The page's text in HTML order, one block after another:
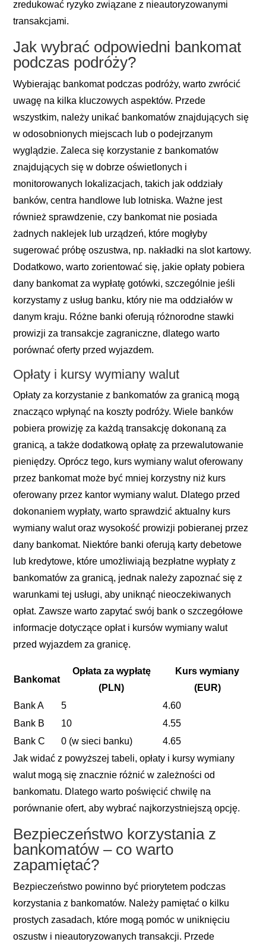
zredukować ryzyko związane z nieautoryzowanymi
transakcjami.
Jak wybrać odpowiedni bankomat
podczas podróży?
Wybierając bankomat podczas podróży, warto zwrócić
uwagę na kilka kluczowych aspektów. Przede
wszystkim, należy unikać bankomatów znajdujących się
w odosobnionych miejscach lub o podejrzanym
wyglądzie. Zaleca się korzystanie z bankomatów
znajdujących się w dobrze oświetlonych i
monitorowanych lokalizacjach, takich jak oddziały
banków, centra handlowe lub lotniska. Ważne jest
również sprawdzenie, czy bankomat nie posiada
żadnych naklejek lub urządzeń, które mogłyby
sugerować próbę oszustwa, np. nakładki na slot kartowy.
Dodatkowo, warto zorientować się, jakie opłaty pobiera
dany bankomat za wypłatę gotówki, szczególnie jeśli
korzystamy z usług banku, który nie ma oddziałów w
danym kraju. Różne banki oferują różnorodne stawki
prowizji za transakcje zagraniczne, dlatego warto
porównać oferty przed wyjazdem.
Opłaty i kursy wymiany walut
Opłaty za korzystanie z bankomatów za granicą mogą
znacząco wpłynąć na koszty podróży. Wiele banków
pobiera prowizję za każdą transakcję dokonaną za
granicą, a także dodatkową opłatę za przewalutowanie
pieniędzy. Oprócz tego, kurs wymiany walut oferowany
przez bankomat może być mniej korzystny niż kurs
oferowany przez kantor wymiany walut. Dlatego przed
dokonaniem wypłaty, warto sprawdzić aktualny kurs
wymiany walut oraz wysokość prowizji pobieranej przez
dany bankomat. Niektóre banki oferują karty debetowe
lub kredytowe, które umożliwiają bezpłatne wypłaty z
bankomatów za granicą, jednak należy zapoznać się z
warunkami tej usługi, aby uniknąć nieoczekiwanych
opłat. Zawsze warto zapytać swój bank o szczegółowe
informacje dotyczące opłat i kursów wymiany walut
przed wyjazdem za granicę.
Bankomat
Opłata za wypłatę
(PLN)
Kurs wymiany
(EUR)
Bank A
5
4.60
Bank B
10
4.55
Bank C
0 (w sieci banku)
4.65
Jak widać z powyższej tabeli, opłaty i kursy wymiany
walut mogą się znacznie różnić w zależności od
bankomatu. Dlatego warto poświęcić chwilę na
porównanie ofert, aby wybrać najkorzystniejszą opcję.
Bezpieczeństwo korzystania z
bankomatów – co warto
zapamiętać?
Bezpieczeństwo powinno być priorytetem podczas
korzystania z bankomatów. Należy pamiętać o kilku
prostych zasadach, które mogą pomóc w uniknięciu
oszustw i nieautoryzowanych transakcji. Przede